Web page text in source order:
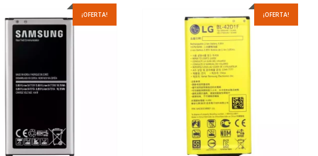
¡OFERTA! ¡OFERTA!